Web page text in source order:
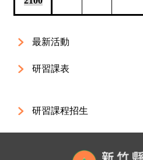
最新活動
研習課表
研習課程招生